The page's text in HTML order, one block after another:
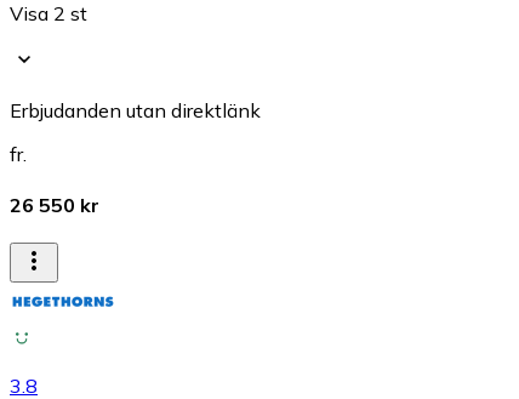
Visa 2 st
Erbjudanden utan direktlänk
fr.
26 550 kr
3.8